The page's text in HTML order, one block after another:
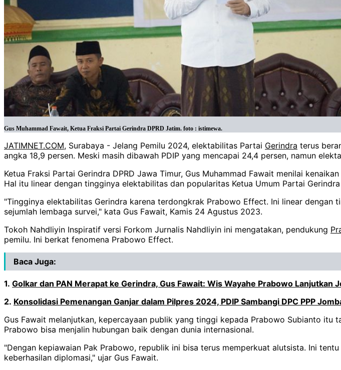
Gus Muhammad Fawait, Ketua Fraksi Partai Gerindra DPRD Jatim. foto : istimewa.
JATIMNET.COM, Surabaya - Jelang Pemilu 2024, elektabilitas Partai Gerindra terus
angka 18,9 persen. Meski masih dibawah PDIP yang mencapai 24,4 persen, namun
Ketua Fraksi Partai Gerindra DPRD Jawa Timur, Gus Muhammad Fawait menilai
Hal itu linear dengan tingginya elektabilitas dan popularitas Ketua Umum Partai
"Tingginya elektabilitas Gerindra karena terdongkrak Prabowo Effect. Ini linear
sejumlah lembaga survei," kata Gus Fawait, Kamis 24 Agustus 2023.
Tokoh Nahdliyin Inspiratif versi Forkom Jurnalis Nahdliyin ini mengatakan, pendukung
pemilu. Ini berkat fenomena Prabowo Effect.
Baca Juga:
1. Golkar dan PAN Merapat ke Gerindra, Gus Fawait: Wis Wayahe Prabowo Lanjutkan
2. Konsolidasi Pemenangan Ganjar dalam Pilpres 2024, PDIP Sambangi DPC PPP
Gus Fawait melanjutkan, kepercayaan publik yang tinggi kepada Prabowo Subianto
Prabowo bisa menjalin hubungan baik dengan dunia internasional.
"Dengan kepiawaian Pak Prabowo, republik ini bisa terus memperkuat alutsista. Ini
keberhasilan diplomasi," ujar Gus Fawait.